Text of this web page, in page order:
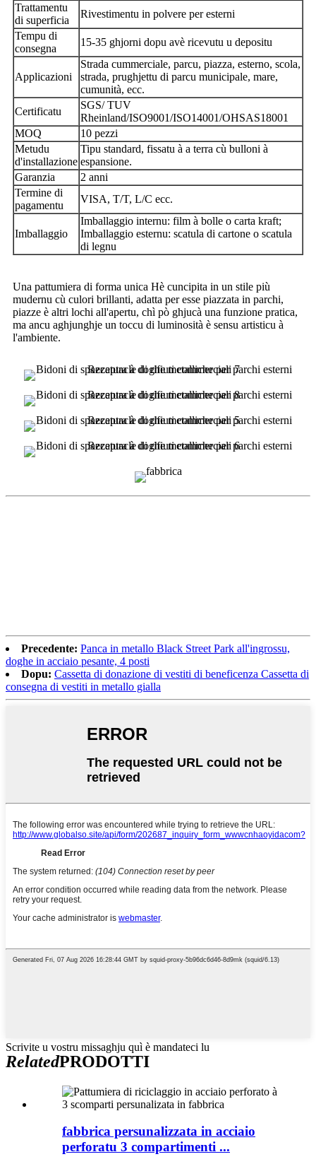
Trattamentu
di superficia
Rivestimentu in polvere per esterni
Tempu di
consegna
15-35 ghjorni dopu avè ricevutu u depositu
Applicazioni
Strada cummerciale, parcu, piazza, esterno, scola,
strada, prughjettu di parcu municipale, mare,
cumunità, ecc.
Certificatu
SGS/ TUV
Rheinland/ISO9001/ISO14001/OHSAS18001
MOQ
10 pezzi
Metudu
d'installazione
Tipu standard, fissatu à a terra cù bulloni à
espansione.
Garanzia
2 anni
Termine di
pagamentu
VISA, T/T, L/C ecc.
Imballaggio
Imballaggio internu: film à bolle o carta kraft;
Imballaggio esternu: scatula di cartone o scatula
di legnu
Una pattumiera di forma unica Hè cuncipita in un stile più
mudernu cù culori brillanti, adatta per esse piazzata in parchi,
piazze è altri lochi all'apertu, chì pò ghjucà una funzione pratica,
ma ancu aghjunghje un toccu di luminosità è sensu artisticu à
l'ambiente.
Precedente: Panca in metallo Black Street Park all'ingrossu,
doghe in acciaio pesante, 4 posti
Dopu: Cassetta di donazione di vestiti di beneficenza Cassetta di
consegna di vestiti in metallo gialla
Scrivite u vostru missaghju quì è mandateci lu
RelatedPRODOTTI
fabbrica persunalizzata in acciaio
perforatu 3 compartimenti ...